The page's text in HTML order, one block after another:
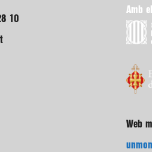
10
Amb
Web